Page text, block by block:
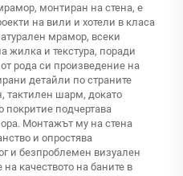
монтиран на стена, е
на вили и хотели в класа
мрамор, всеки
жилка и текстура, поради
рода си произведение на
детайли по страните
тактилен шарм, докато
покритие подчертава
Монтажът му на стена
и опростява
и безпроблемен визуален
качеството на баните в